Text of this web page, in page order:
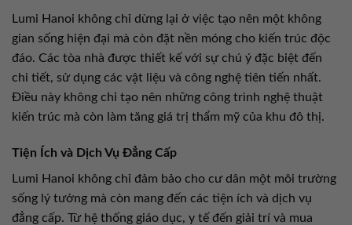
Lumi Hanoi không chỉ dừng lại ở việc tạo nên một không
gian sống hiện đại mà còn đặt nền móng cho kiến trúc độc
đáo. Các tòa nhà được thiết kế với sự chú ý đặc biệt đến
chi tiết, sử dụng các vật liệu và công nghệ tiên tiến nhất.
Điều này không chỉ tạo nên những công trình nghệ thuật
kiến trúc mà còn làm tăng giá trị thẩm mỹ của khu đô thị.
Tiện Ích và Dịch Vụ Đẳng Cấp
Lumi Hanoi không chỉ đảm bảo cho cư dân một môi trường
sống lý tưởng mà còn mang đến các tiện ích và dịch vụ
đẳng cấp. Từ hệ thống giáo dục, y tế đến giải trí và mua